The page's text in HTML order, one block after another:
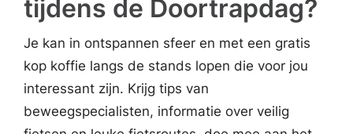
tijdens de Doortrapdag?
Je kan in ontspannen sfeer en met een gratis
kop koffie langs de stands lopen die voor jou
interessant zijn. Krijg tips van
beweegspecialisten, informatie over veilig